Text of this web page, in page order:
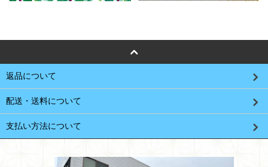
返品について
配送・送料について
支払い方法について